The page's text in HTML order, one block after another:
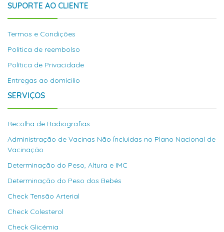
SUPORTE AO CLIENTE
Termos e Condições
Politica de reembolso
Política de Privacidade
Entregas ao domícilio
SERVIÇOS
Recolha de Radiografias
Administração de Vacinas Não Íncluidas no Plano Nacional de
Vacinação
Determinação do Peso, Altura e IMC
Determinação do Peso dos Bebés
Check Tensão Arterial
Check Colesterol
Check Glicémia